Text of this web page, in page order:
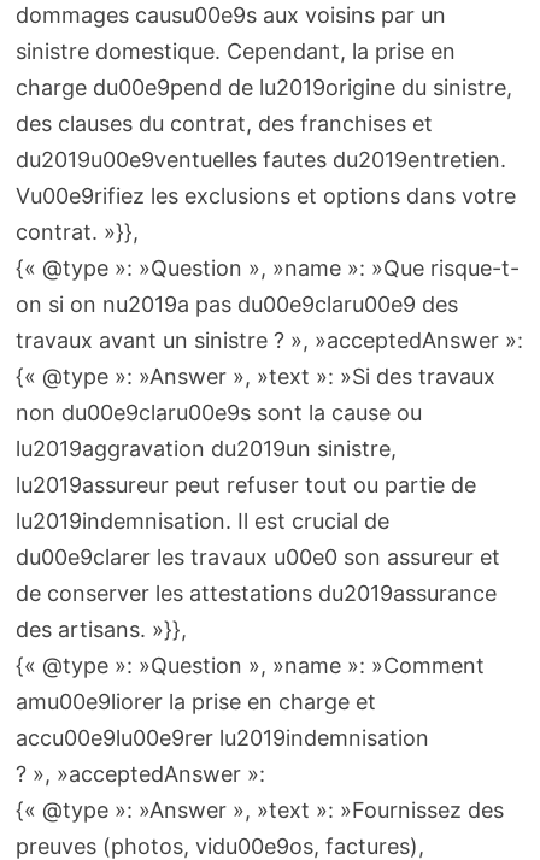
dommages causu00e9s aux voisins par un
sinistre domestique. Cependant, la prise en
charge du00e9pend de lu2019origine du sinistre,
des clauses du contrat, des franchises et
du2019u00e9ventuelles fautes du2019entretien.
Vu00e9rifiez les exclusions et options dans votre
contrat. »}},
{« @type »: »Question », »name »: »Que risque-t-
on si on nu2019a pas du00e9claru00e9 des
travaux avant un sinistre ? », »acceptedAnswer »:
{« @type »: »Answer », »text »: »Si des travaux
non du00e9claru00e9s sont la cause ou
lu2019aggravation du2019un sinistre,
lu2019assureur peut refuser tout ou partie de
lu2019indemnisation. Il est crucial de
du00e9clarer les travaux u00e0 son assureur et
de conserver les attestations du2019assurance
des artisans. »}},
{« @type »: »Question », »name »: »Comment
amu00e9liorer la prise en charge et
accu00e9lu00e9rer lu2019indemnisation
? », »acceptedAnswer »:
{« @type »: »Answer », »text »: »Fournissez des
preuves (photos, vidu00e9os, factures),